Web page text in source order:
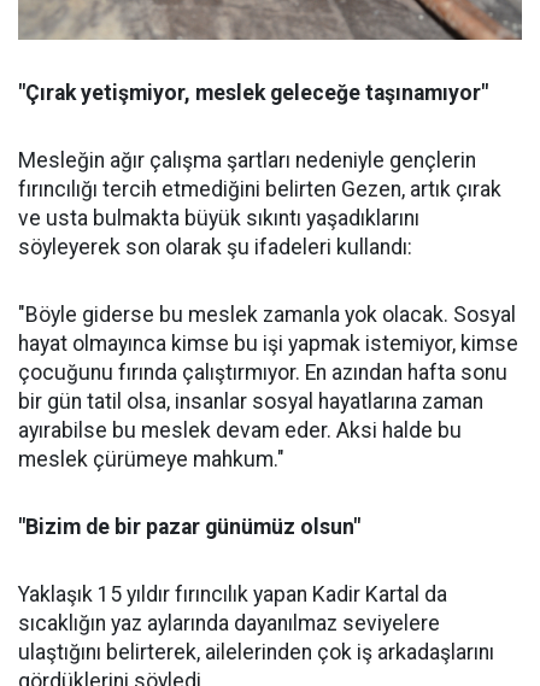
"Çırak yetişmiyor, meslek geleceğe taşınamıyor"
Mesleğin ağır çalışma şartları nedeniyle gençlerin
fırıncılığı tercih etmediğini belirten Gezen, artık çırak
ve usta bulmakta büyük sıkıntı yaşadıklarını
söyleyerek son olarak şu ifadeleri kullandı:
"Böyle giderse bu meslek zamanla yok olacak. Sosyal
hayat olmayınca kimse bu işi yapmak istemiyor, kimse
çocuğunu fırında çalıştırmıyor. En azından hafta sonu
bir gün tatil olsa, insanlar sosyal hayatlarına zaman
ayırabilse bu meslek devam eder. Aksi halde bu
meslek çürümeye mahkum."
"Bizim de bir pazar günümüz olsun"
Yaklaşık 15 yıldır fırıncılık yapan Kadir Kartal da
sıcaklığın yaz aylarında dayanılmaz seviyelere
ulaştığını belirterek, ailelerinden çok iş arkadaşlarını